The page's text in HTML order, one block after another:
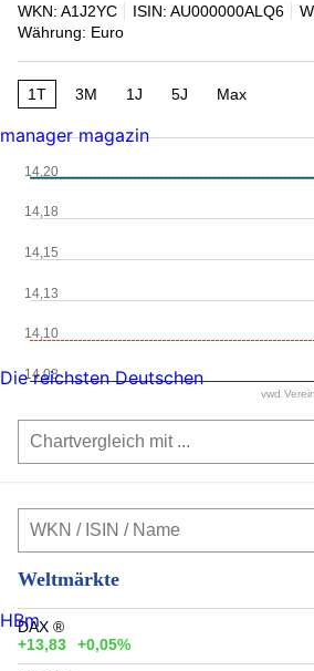
WKN: A1J2YC ISIN: AU000000ALQ6
Währung: Euro
1T 3M 1J 5J Max
14,10
14,15
14,20
14,08
14,13
14,18
vwd
Weltmärkte
DAX ®
+13,83
+0,05%
manager magazin
Die reichsten Deutschen
HBm